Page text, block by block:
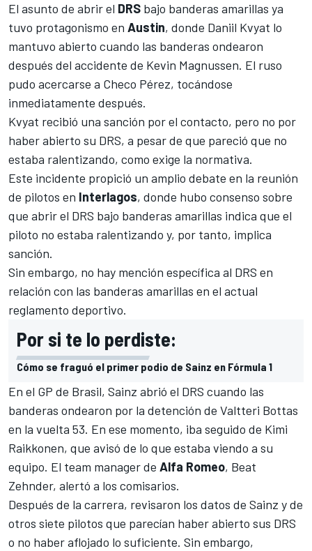
El asunto de abrir el DRS bajo banderas amarillas ya
tuvo protagonismo en Austin, donde Daniil Kvyat lo
mantuvo abierto cuando las banderas ondearon
después del accidente de Kevin Magnussen. El ruso
pudo acercarse a Checo Pérez, tocándose
inmediatamente después.
Kvyat recibió una sanción por el contacto, pero no por
haber abierto su DRS, a pesar de que pareció que no
estaba ralentizando, como exige la normativa.
Este incidente propició un amplio debate en la reunión
de pilotos en Interlagos, donde hubo consenso sobre
que abrir el DRS bajo banderas amarillas indica que el
piloto no estaba ralentizando y, por tanto, implica
sanción.
Sin embargo, no hay mención específica al DRS en
relación con las banderas amarillas en el actual
reglamento deportivo.
Por si te lo perdiste:
Cómo se fraguó el primer podio de Sainz en Fórmula 1
En el GP de Brasil, Sainz abrió el DRS cuando las
banderas ondearon por la detención de Valtteri Bottas
en la vuelta 53. En ese momento, iba seguido de Kimi
Raikkonen, que avisó de lo que estaba viendo a su
equipo. El team manager de Alfa Romeo, Beat
Zehnder, alertó a los comisarios.
Después de la carrera, revisaron los datos de Sainz y de
otros siete pilotos que parecían haber abierto sus DRS
o no haber aflojado lo suficiente. Sin embargo,